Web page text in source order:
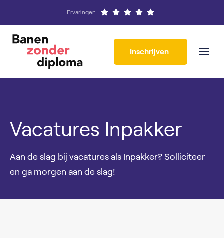
Ervaringen
Inschrijven
Vacatures Inpakker
Aan de slag bij vacatures als Inpakker? Solliciteer
en ga morgen aan de slag!